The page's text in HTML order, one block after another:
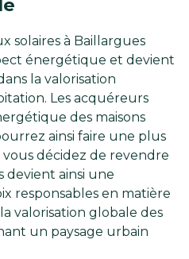
solaires à Baillargues
énergétique et devient
la valorisation
Les acquéreurs
des maisons
ainsi faire une plus
décidez de revendre
devient ainsi une
responsables en matière
valorisation globale des
un paysage urbain